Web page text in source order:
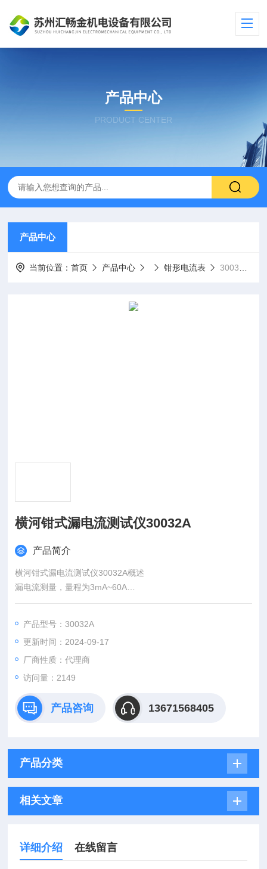
产品中心
PRODUCT CENTER
产品中心
当前位置：首页 产品中心 钳形电流表 30032A横河钳式漏电流测试仪30032A
横河钳式漏电流测试仪30032A
产品简介
横河钳式漏电流测试仪30032A概述
漏电流测量，量程为3mA~60A
可测导体的直径：大40mm
产品型号：30032A
更新时间：2024-09-17
厂商性质：代理商
访问量：2149
产品咨询 13671568405
产品分类
相关文章
详细介绍 在线留言